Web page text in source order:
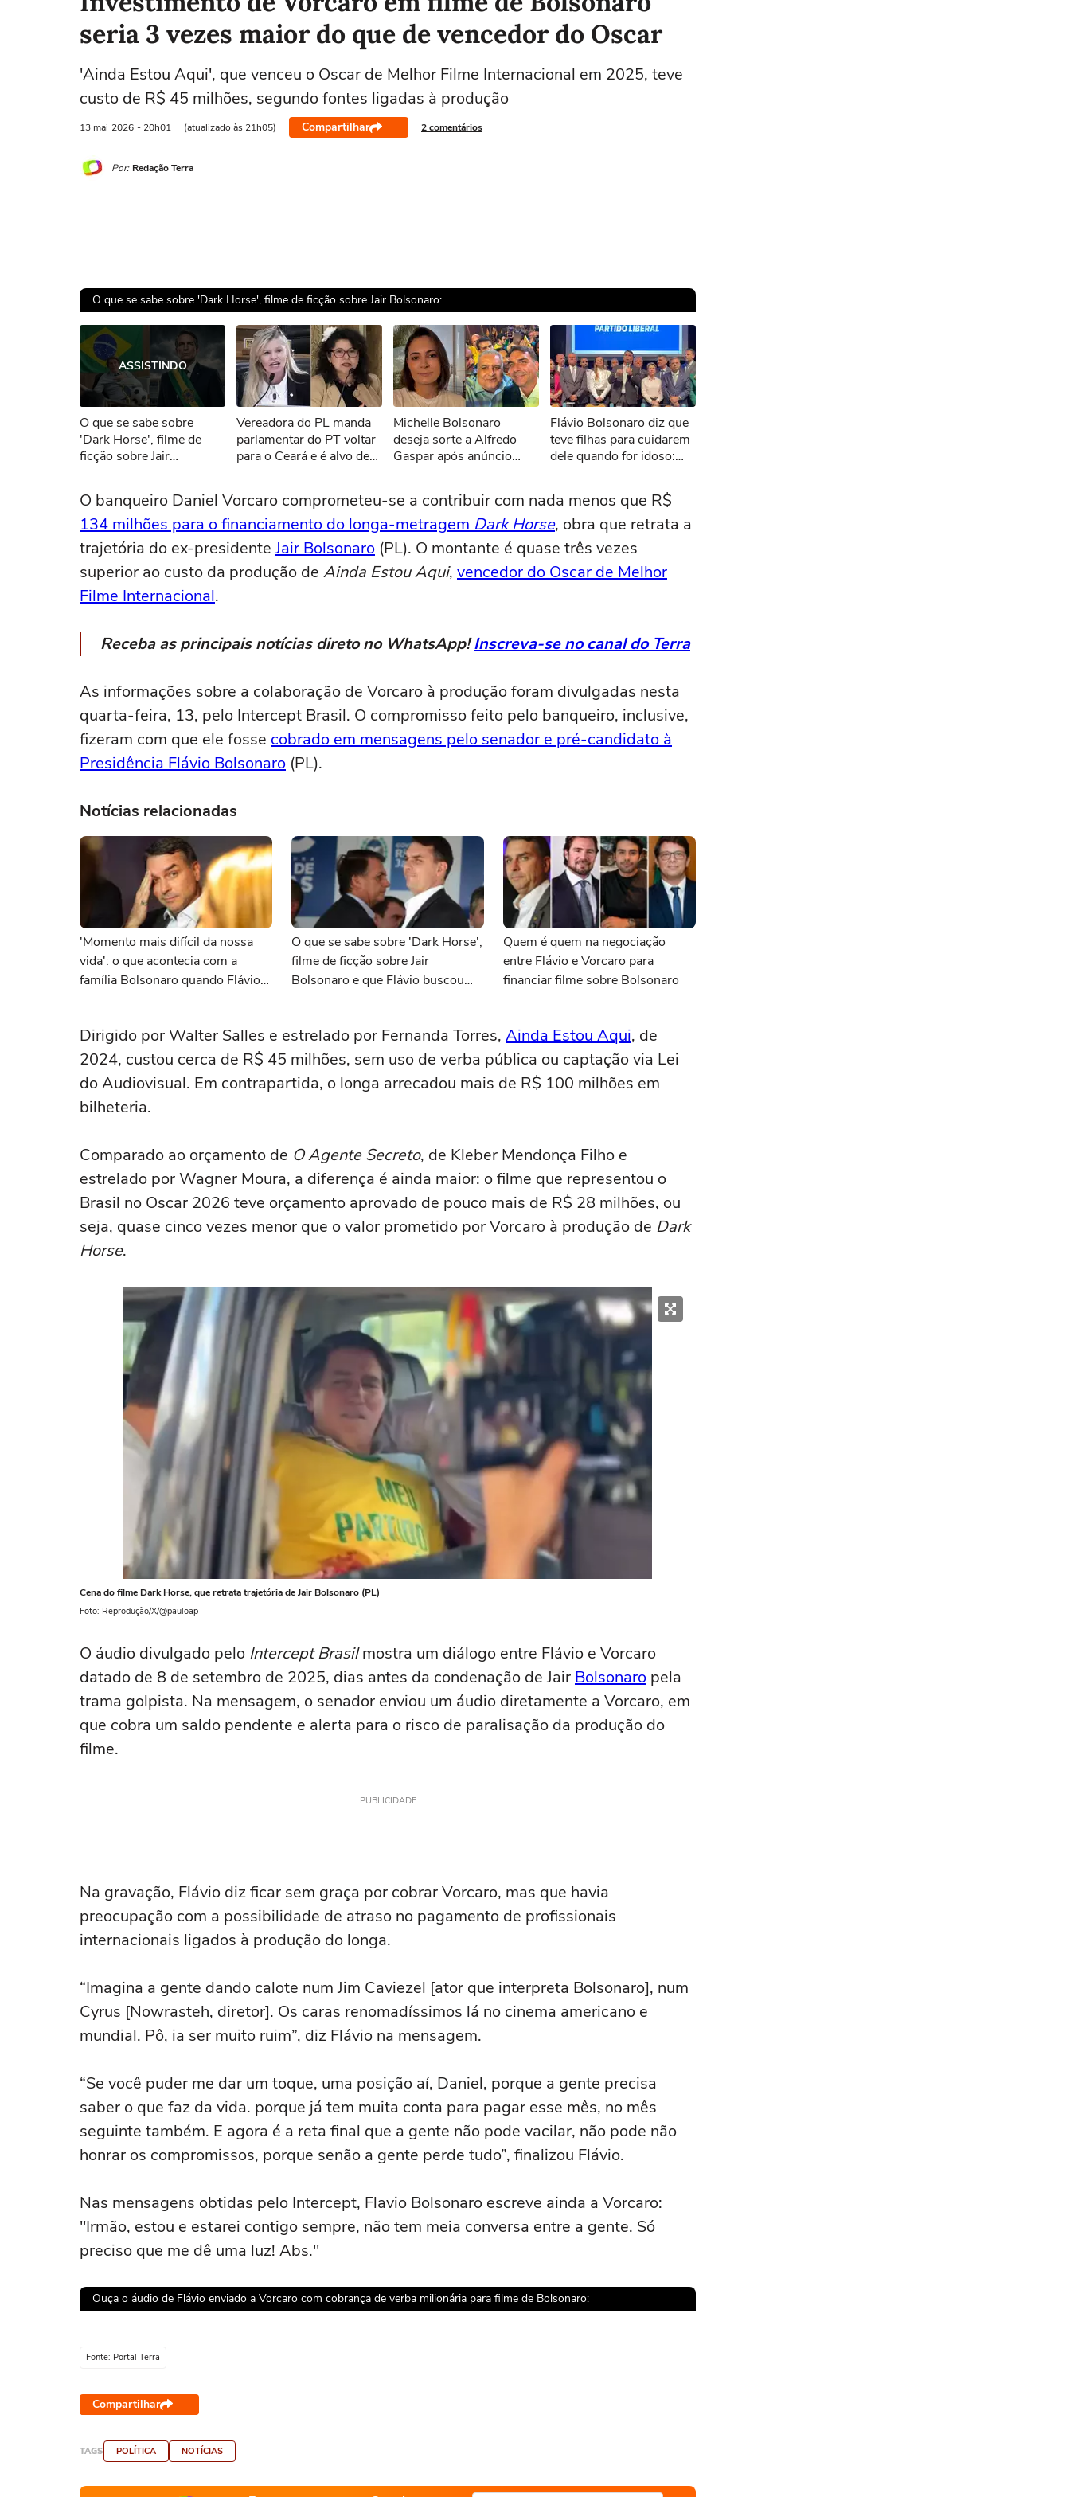
seria 3 vezes maior do que de vencedor do Oscar
'Ainda Estou Aqui', que venceu o Oscar de Melhor Filme Internacional em 2025, teve
custo de R$ 45 milhões, segundo fontes ligadas à produção
13 mai 2026 - 20h01 (atualizado às 21h05) Compartilhar 2 comentários
Por: Redação Terra
O que se sabe sobre 'Dark Horse', filme de ficção sobre Jair Bolsonaro:
Ops!
Não foi possível reproduzir o vídeo
Tentar novamente
ASSISTINDO
O que se sabe sobre
'Dark Horse', filme de
ficção sobre Jair
Vereadora do PL manda
parlamentar do PT voltar
para o Ceará e é alvo de
encher o saco aqui'
Michelle Bolsonaro
deseja sorte a Alfredo
Gaspar após anúncio
Flávio Bolsonaro diz que
teve filhas para cuidarem
dele quando for idoso:
O banqueiro Daniel Vorcaro comprometeu-se a contribuir com nada menos que R$
134 milhões para o financiamento do longa-metragem Dark Horse, obra que retrata a
trajetória do ex-presidente Jair Bolsonaro (PL). O montante é quase três vezes
superior ao custo da produção de Ainda Estou Aqui, vencedor do Oscar de Melhor
Filme Internacional.
Receba as principais notícias direto no WhatsApp!Inscreva-se no canal do Terra
As informações sobre a colaboração de Vorcaro à produção foram divulgadas nesta
quarta-feira, 13, pelo Intercept Brasil. O compromisso feito pelo banqueiro, inclusive,
fizeram com que ele fosse cobrado em mensagens pelo senador e pré-candidato à
Presidência Flávio Bolsonaro (PL).
Notícias relacionadas
'Momento mais difícil da nossa
vida': o que acontecia com a
família Bolsonaro quando Flávio
O que se sabe sobre 'Dark Horse',
filme de ficção sobre Jair
Bolsonaro e que Flávio buscou
Quem é quem na negociação
entre Flávio e Vorcaro para
financiar filme sobre Bolsonaro
Dirigido por Walter Salles e estrelado por Fernanda Torres, Ainda Estou Aqui, de
2024, custou cerca de R$ 45 milhões, sem uso de verba pública ou captação via Lei
do Audiovisual. Em contrapartida, o longa arrecadou mais de R$ 100 milhões em
bilheteria.
Comparado ao orçamento de O Agente Secreto, de Kleber Mendonça Filho e
estrelado por Wagner Moura, a diferença é ainda maior: o filme que representou o
Brasil no Oscar 2026 teve orçamento aprovado de pouco mais de R$ 28 milhões, ou
seja, quase cinco vezes menor que o valor prometido por Vorcaro à produção de Dark
Horse.
Cena do filme Dark Horse, que retrata trajetória de Jair Bolsonaro (PL)
Foto: Reprodução/X/@pauloap
O áudio divulgado pelo Intercept Brasilmostra um diálogo entre Flávio e Vorcaro
datado de 8 de setembro de 2025, dias antes da condenação de Jair Bolsonaro pela
trama golpista. Na mensagem, o senador enviou um áudio diretamente a Vorcaro, em
que cobra um saldo pendente e alerta para o risco de paralisação da produção do
filme.
PUBLICIDADE
Na gravação, Flávio diz ficar sem graça por cobrar Vorcaro, mas que havia
preocupação com a possibilidade de atraso no pagamento de profissionais
internacionais ligados à produção do longa.
“Imagina a gente dando calote num Jim Caviezel [ator que interpreta Bolsonaro], num
Cyrus [Nowrasteh, diretor]. Os caras renomadíssimos lá no cinema americano e
mundial. Pô, ia ser muito ruim”, diz Flávio na mensagem.
“Se você puder me dar um toque, uma posição aí, Daniel, porque a gente precisa
saber o que faz da vida. porque já tem muita conta para pagar esse mês, no mês
seguinte também. E agora é a reta final que a gente não pode vacilar, não pode não
honrar os compromissos, porque senão a gente perde tudo”, finalizou Flávio.
Nas mensagens obtidas pelo Intercept, Flavio Bolsonaro escreve ainda a Vorcaro:
"Irmão, estou e estarei contigo sempre, não tem meia conversa entre a gente. Só
preciso que me dê uma luz! Abs."
Ouça o áudio de Flávio enviado a Vorcaro com cobrança de verba milionária para filme de Bolsonaro:
Ops!
Fonte: Portal Terra
Compartilhar
TAGS POLÍTICA NOTÍCIAS